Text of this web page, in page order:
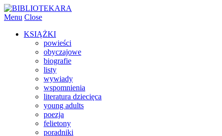
Menu Close
KSIĄŻKI
powieści
obyczajowe
biografie
listy
wywiady
wspomnienia
literatura dziecięca
young adults
poezja
felietony
poradniki